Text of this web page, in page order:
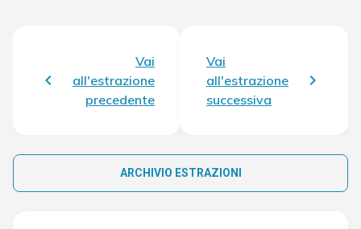
Vai
all'estrazione
precedente
Vai
all'estrazione
successiva
ARCHIVIO ESTRAZIONI